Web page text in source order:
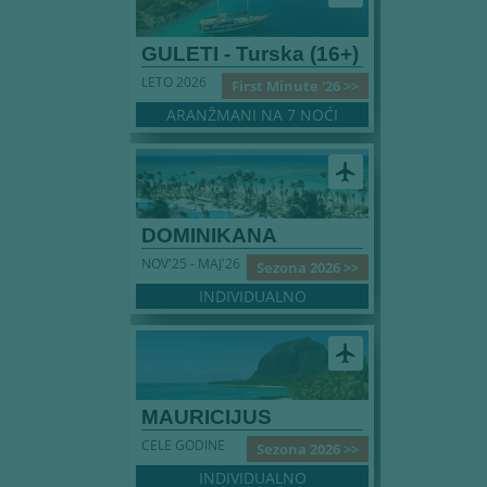
GULETI - Turska (16+)
First Minute '26 >>
LETO 2026
ARANŽMANI NA 7 NOĆI
airplanemode_active
DOMINIKANA
Sezona 2026 >>
NOV'25 - MAJ'26
INDIVIDUALNO
airplanemode_active
MAURICIJUS
Sezona 2026 >>
CELE GODINE
INDIVIDUALNO